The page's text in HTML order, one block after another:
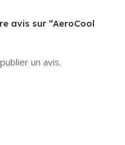
avis sur “AeroCool
un avis.